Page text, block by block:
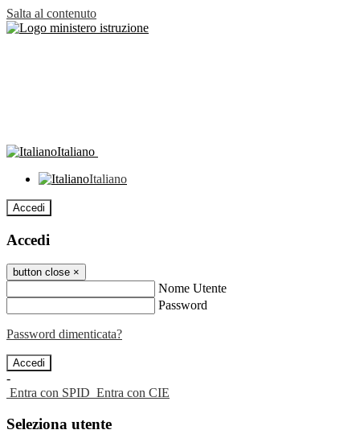
Salta al contenuto
Italiano
Italiano
Accedi
Accedi
button close ×
Nome Utente
Password
Password dimenticata?
-
Entra con SPID Entra con CIE
Seleziona utente